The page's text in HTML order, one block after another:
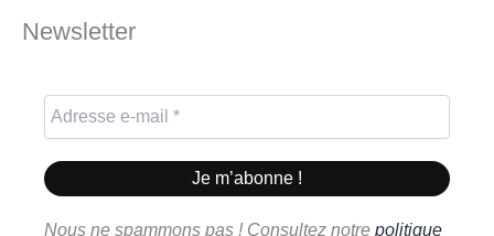
Newsletter
Nous ne spammons pas ! Consultez notre politique